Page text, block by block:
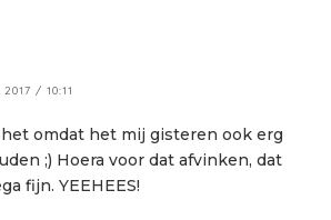
/ 10:11
omdat het mij gisteren ook erg
;) Hoera voor dat afvinken, dat
fijn. YEEHEES!